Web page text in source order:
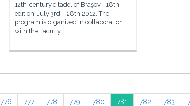
12th-century citadel of Braşov - 18th
edition, July 3rd – 28th 2012. The
program is organized in collaboration
with the Faculty
776 777 778 779 780 781 782 783